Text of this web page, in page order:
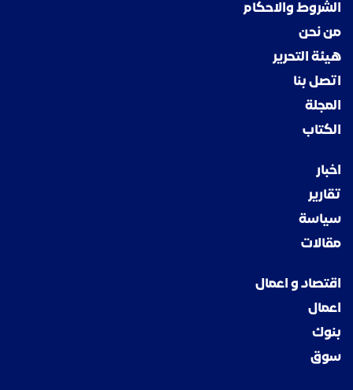
الشروط والاحكام
من نحن
هيئة التحرير
اتصل بنا
المجلة
الكتاب
اخبار
تقارير
سياسة
مقالات
اقتصاد و اعمال
اعمال
بنوك
سوق